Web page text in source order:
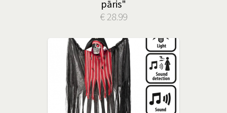
pāris"
€ 28.99